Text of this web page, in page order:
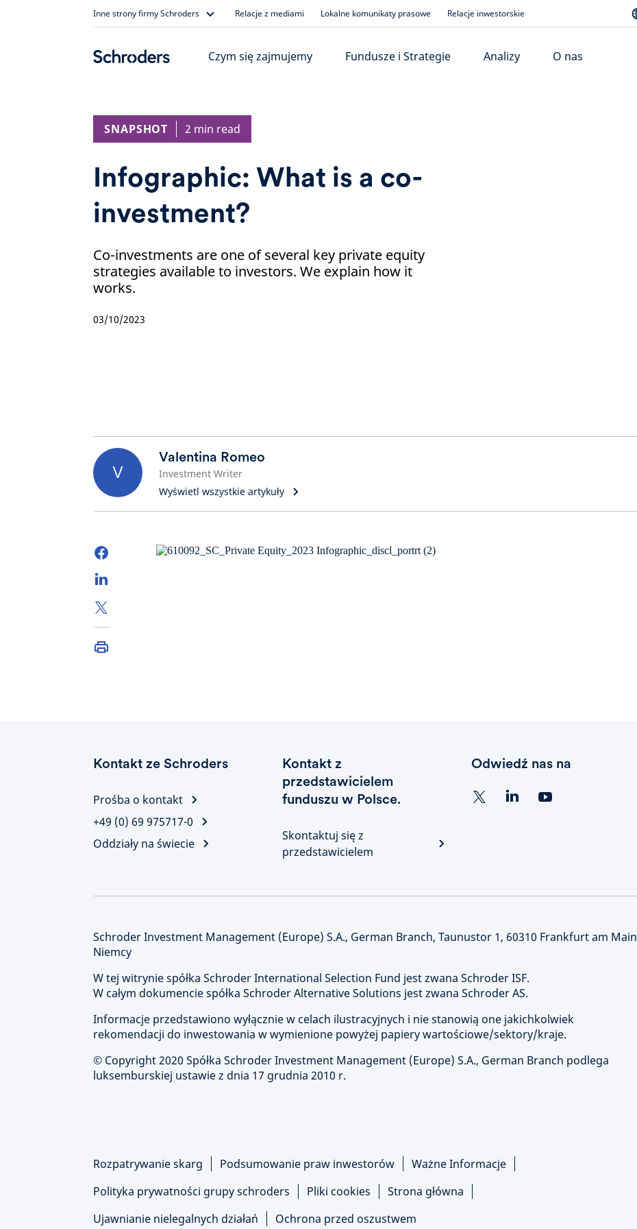
Inne strony firmy Schroders Relacje z mediami Lokalne komunikaty prasowe Relacje inwestorskie
Czym się zajmujemy Fundusze i Strategie Analizy O nas
SNAPSHOT 2 min read
Infographic: What is a co-
investment?
Co-investments are one of several key private equity
strategies available to investors. We explain how it
works.
03/10/2023
V
Valentina Romeo
Investment Writer
Wyświetl wszystkie artykuły
Kontakt ze Schroders
Prośba o kontakt
+49 (0) 69 975717-0
Oddziały na świecie
Kontakt z
przedstawicielem
funduszu w Polsce.
Skontaktuj się z
przedstawicielem
Odwiedź nas na
Schroder Investment Management (Europe) S.A., German Branch, Taunustor 1, 60310 Frankfurt am Main
Niemcy
W tej witrynie spółka Schroder International Selection Fund jest zwana Schroder ISF.
W całym dokumencie spółka Schroder Alternative Solutions jest zwana Schroder AS.
Informacje przedstawiono wyłącznie w celach ilustracyjnych i nie stanowią one jakichkolwiek
rekomendacji do inwestowania w wymienione powyżej papiery wartościowe/sektory/kraje.
© Copyright 2020 Spółka Schroder Investment Management (Europe) S.A., German Branch podlega
luksemburskiej ustawie z dnia 17 grudnia 2010 r.
Rozpatrywanie skarg Podsumowanie praw inwestorów
Ważne Informacje
Polityka prywatności grupy schroders
Pliki cookies
Strona główna
Ujawnianie nielegalnych działań
Ochrona przed oszustwem